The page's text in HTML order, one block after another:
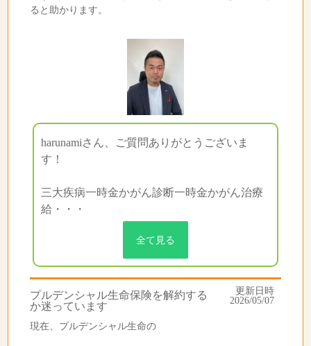
ると助かります。
harunamiさん、ご質問ありがとうございま
す！
三大疾病一時金かがん診断一時金かがん治療
給・・・
全て見る
プルデンシャル生命保険を解約する
か迷っています
更新日時
2026/05/07
現在、プルデンシャル生命の